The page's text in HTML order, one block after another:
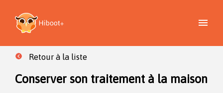
Retour à la liste
Conserver son traitement à la maison